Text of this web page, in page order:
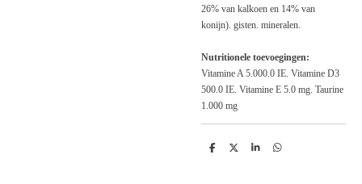
26% van kalkoen en 14% van
konijn). gisten. mineralen.
Nutritionele toevoegingen:
Vitamine A 5.000.0 IE. Vitamine D3
500.0 IE. Vitamine E 5.0 mg. Taurine
1.000 mg
D
D
S
D